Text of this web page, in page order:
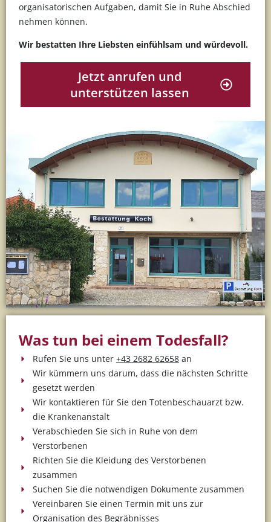
organisatorischen Aufgaben, damit Sie in Ruhe Abschied
nehmen können.
Wir bestatten Ihre Liebsten einfühlsam und würdevoll.
Jetzt anrufen und
unterstützen lassen
Was tun bei einem Todesfall?
Rufen Sie uns unter +43 2682 62658an
Wir kümmern uns darum, dass die nächsten Schritte
gesetzt werden
Wir kontaktieren für Sie den Totenbeschauarzt bzw.
die Krankenanstalt
Verabschieden Sie sich in Ruhe von dem
Verstorbenen
Richten Sie die Kleidung des Verstorbenen
zusammen
Suchen Sie die notwendigen Dokumente zusammen
Vereinbaren Sie einen Termin mit uns zur
Organisation des Begräbnisses